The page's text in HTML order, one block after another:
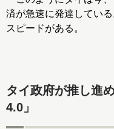
済が急速に発達してい
スピードがある。
タイ政府が推し進
4.0」